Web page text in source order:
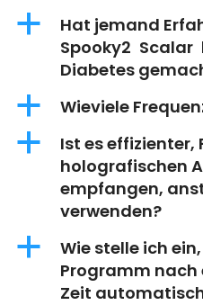
a
Hat jemand
Spooky2 Scalar
Diabetes
a Wieviele
a
Ist es effizienter,
holografischen
empfangen,
verwenden?
a
Wie stelle ich
Programm
Zeit